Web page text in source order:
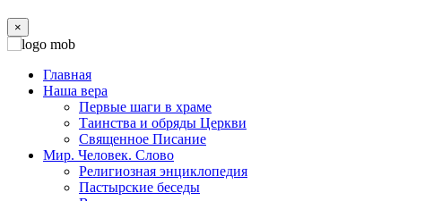
×
Главная
Наша вера
Первые шаги в храме
Таинства и обряды Церкви
Священное Писание
Мир. Человек. Слово
Религиозная энциклопедия
Пастырские беседы